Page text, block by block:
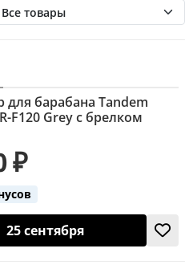
барабана Tandem
F120 Grey с брелком
₽
25 сентября